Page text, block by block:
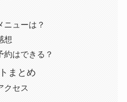
ニューは？
想
約はできる？
まとめ
クセス